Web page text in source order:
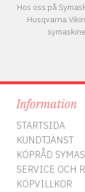
Hos oss på
Husqvarna
Information
STARTSIDA
KUNDTJÄNST
KÖPRÅD
SERVICE OCH
KÖPVILLKOR